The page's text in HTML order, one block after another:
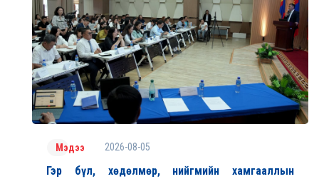
Мэдээ 2026-08-05
Гэр бүл, хөдөлмөр, нийгмийн хамгааллын